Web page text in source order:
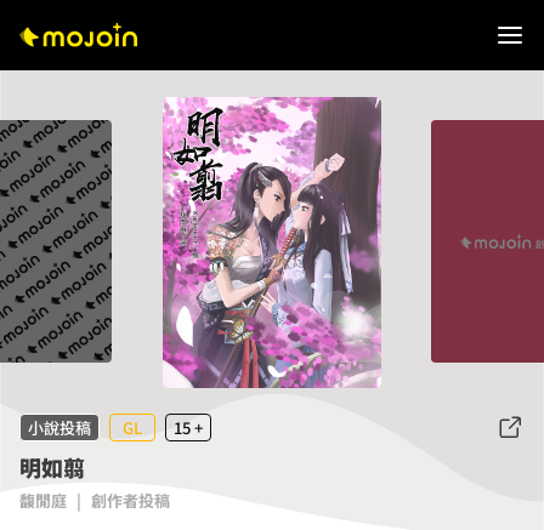
小說投稿 GL 15 +
明如翦
馥閒庭 | 創作者投稿